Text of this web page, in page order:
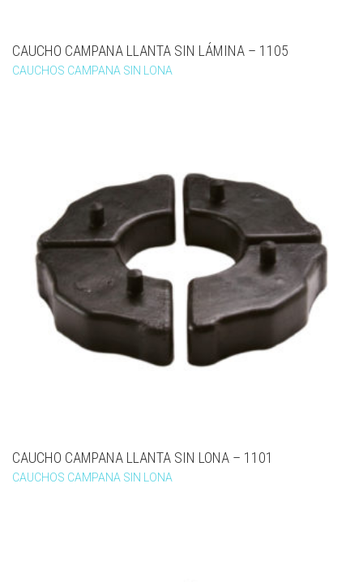
CAUCHO CAMPANA LLANTA SIN LÁMINA – 1105
CAUCHOS CAMPANA SIN LONA
CAUCHO CAMPANA LLANTA SIN LONA – 1101
CAUCHOS CAMPANA SIN LONA